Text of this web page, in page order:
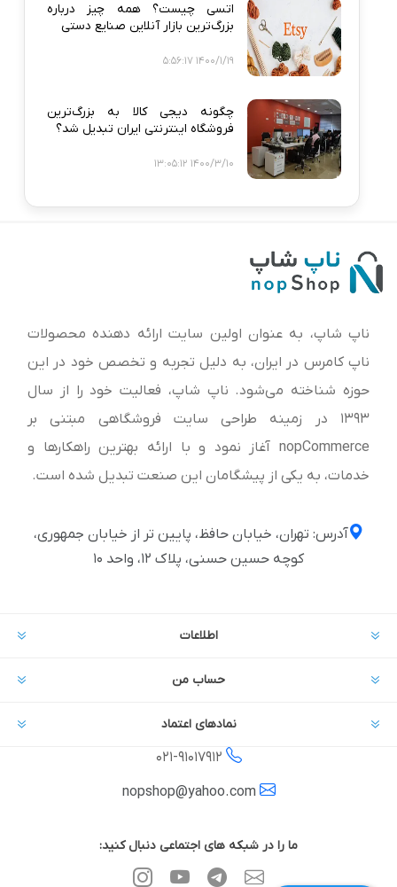
اتسی چیست؟ همه‌ چیز درباره
بزرگ‌ترین بازار آنلاین صنایع دستی
1400/1/19 5:56:17
چگونه دیجی‌ کالا به بزرگ‌ترین
فروشگاه اینترنتی ایران تبدیل شد؟
1400/3/10 13:05:12
ناپ شاپ، به عنوان اولین سایت ارائه‌ دهنده محصولات
ناپ کامرس در ایران، به دلیل تجربه و تخصص خود در این
حوزه شناخته می‌شود. ناپ شاپ، فعالیت خود را از سال
1393 در زمینه طراحی سایت فروشگاهی مبتنی بر
nopCommerce آغاز نمود و با ارائه بهترین راهکارها و
خدمات، به یکی از پیشگامان این صنعت تبدیل شده است.
آدرس: تهران، خیابان حافظ، پایین تر از خیابان جمهوری،
کوچه حسین حسنی، پلاک ۱۲، واحد ۱۰
اطلاعات
حساب من
نمادهای اعتماد
021-91017912
ما را در شبکه های اجتماعی دنبال کنید: